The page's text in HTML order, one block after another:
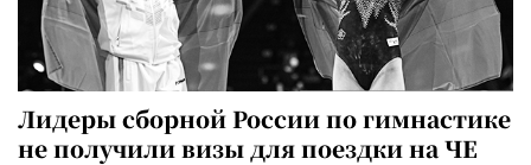
Лидеры сборной России по гимнастике
не получили визы для поездки на ЧЕ